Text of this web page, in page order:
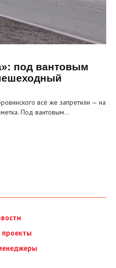
под вантовым
всё же запретили — на
Под вантовым…